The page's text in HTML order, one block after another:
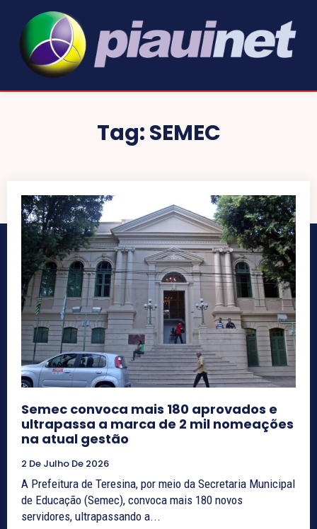
Tag:SEMEC
Semec convoca mais 180 aprovados e
ultrapassa a marca de 2 mil nomeações
na atual gestão
2 De Julho De 2026
A Prefeitura de Teresina, por meio da Secretaria Municipal
de Educação (Semec), convoca mais 180 novos
servidores, ultrapassando a...